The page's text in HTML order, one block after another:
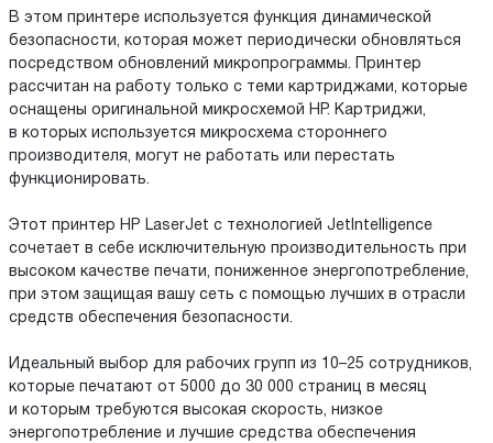
В этом принтере используется функция динамической
безопасности, которая может периодически обновляться
посредством обновлений микропрограммы. Принтер
рассчитан на работу только с теми картриджами, которые
оснащены оригинальной микросхемой HP. Картриджи,
в которых используется микросхема стороннего
производителя, могут не работать или перестать
функционировать.
Этот принтер HP LaserJet с технологией JetIntelligence
сочетает в себе исключительную производительность при
высоком качестве печати, пониженное энергопотребление,
при этом защищая вашу сеть с помощью лучших в отрасли
средств обеспечения безопасности.
Идеальный выбор для рабочих групп из 10–25 сотрудников,
которые печатают от 5000 до 30 000 страниц в месяц
и которым требуются высокая скорость, низкое
энергопотребление и лучшие средства обеспечения